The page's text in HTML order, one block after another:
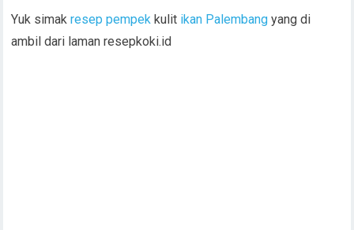
Yuk simakresep pempek kulit ikan Palembang yang di
ambil dari laman resepkoki.id